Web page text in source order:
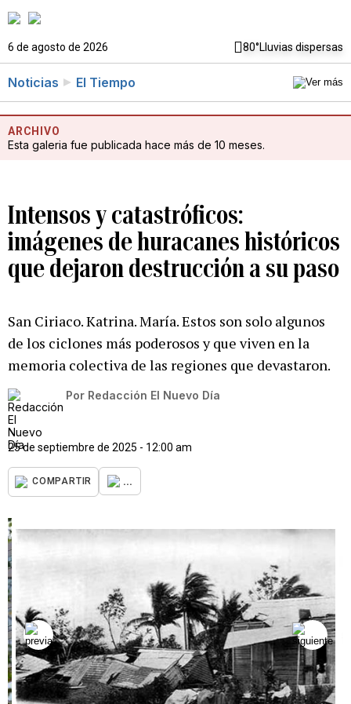
6 de agosto de 2026 80°Lluvias dispersas
Noticias El Tiempo
ARCHIVO
Esta galeria fue publicada hace más de 10 meses.
Intensos y catastróficos:
imágenes de huracanes históricos
que dejaron destrucción a su paso
San Ciriaco. Katrina. María. Estos son solo algunos
de los ciclones más poderosos y que viven en la
memoria colectiva de las regiones que devastaron.
Por Redacción El Nuevo Día
25 de septiembre de 2025 - 12:00 am
COMPARTIR ...